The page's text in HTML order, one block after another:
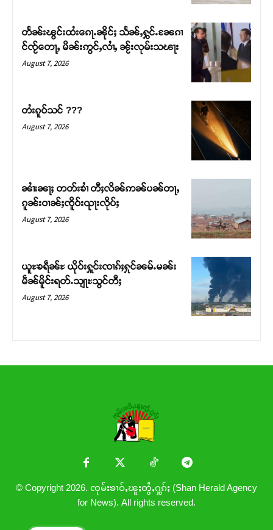
တႃႇႁႂ်ႈသဵင်ၵၢင်ၸႂ်ၵူၼ်းမိူင်း ၵူႈတီႈၵူႈလႅၼ်ပေႃးတေၸွ
တ်ႇ တူဝ်ႈလုမ်ႈၾႃႉၼၼ်ႉ ၶဝ်ႈႁူမ်ႈၵမ်ႉထႅမ် ၸုမ်းၶၢ
ဝ်ႇၽူႈတွႆႇႁွၵ်ႈ လႆႈယူႇၶႃႈဢေႃႈ။
တႅၼ်းၽွင်းထႆးၵေႃႉၼိုင်ႈ သႅၼ်ႇႁွင်ႉၼႄၵၢ
င်ၸႂ်တေႃႇ မိၼ်းဢွင်ႇလၢႆႇ ၼႂ်းလုမ်းသၽႃး
August 7, 2026
တႆးၵူဝ်သင် ???
August 7, 2026
ၼၢႆးၼႃႈ တတ်းၶၢႆ တီႈလိၼ်ဢၼ်ပၼ်တႃႇ
ၵူၼ်းဝၢၼ်ႈၸိူဝ်းၺႃးလိုပ်ႈ
August 7, 2026
ယူႊၶရဵၼ်ႊ ယိုဝ်းႁူင်းၸၢၵ်ႈႁုင်ၼမ်ႉမၼ်း
မဵၼ်မိူင်းရတ်ႉသျႃႊသွင်တီႈ
August 7, 2026
© Copyright 2026. ၸုမ်းၶၢဝ်ႇၽူႈတွႆႇႁွၵ်ႈ (Shan Herald Agency
for News). All rights reserved.